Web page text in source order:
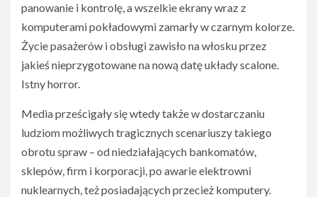
panowanie i kontrolę, a wszelkie ekrany wraz z
komputerami pokładowymi zamarły w czarnym kolorze.
Życie pasażerów i obsługi zawisło na włosku przez
jakieś nieprzygotowane na nową datę układy scalone.
Istny horror.
Media prześcigały się wtedy także w dostarczaniu
ludziom możliwych tragicznych scenariuszy takiego
obrotu spraw – od niedziałających bankomatów,
sklepów, firm i korporacji, po awarie elektrowni
nuklearnych, też posiadających przecież komputery.